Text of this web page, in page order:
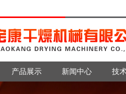
产品展示 新闻中心 技